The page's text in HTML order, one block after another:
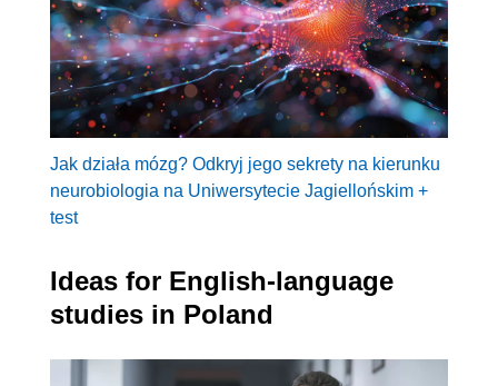
Jak działa mózg? Odkryj jego sekrety na kierunku
neurobiologia na Uniwersytecie Jagiellońskim +
test
Ideas for English-language
studies in Poland